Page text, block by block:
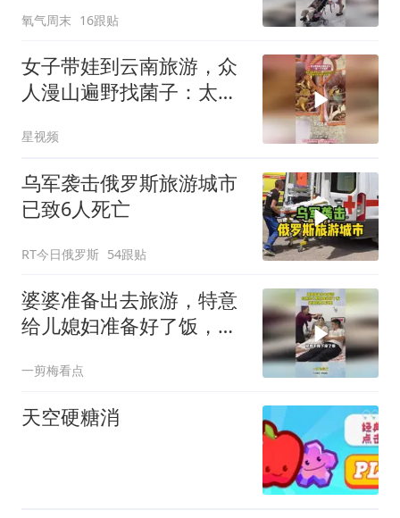
累，但有效防止了孩子们
跑丢
氧气周末 16跟贴
女子带娃到云南旅游，众
人漫山遍野找菌子：太好
星视频
乌军袭击俄罗斯旅游城市
已致6人死亡
RT今日俄罗斯 54跟贴
婆婆准备出去旅游，特意
给儿媳妇准备好了饭，婆
一剪梅看点
天空硬糖消